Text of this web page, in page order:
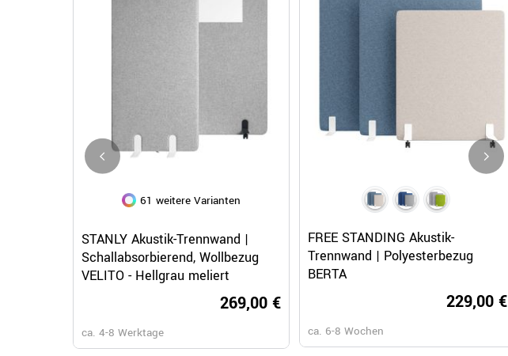
61 weitere Varianten
STANLY Akustik-Trennwand |
Schallabsorbierend, Wollbezug
VELITO - Hellgrau meliert
269,00 €
ca. 4-8 Werktage
FREE STANDING Akustik-
Trennwand | Polyesterbezug
BERTA
229,00 €
ca. 6-8 Wochen